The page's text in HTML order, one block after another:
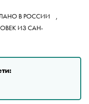
В РОССИИ
,
ИЗ САН-